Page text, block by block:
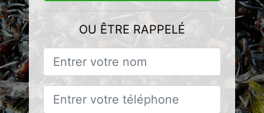
OU ÊTRE RAPPELÉ